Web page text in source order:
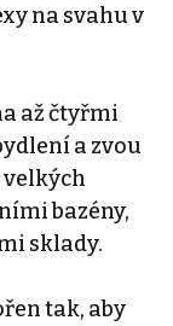
na svahu v
až čtyřmi
a zvou
bazény,
sklady.
tak, aby